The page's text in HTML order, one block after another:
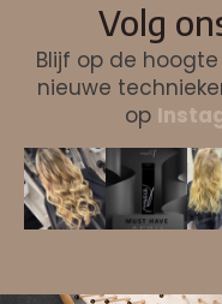
Volg
Blijf op de
nieuwe
op